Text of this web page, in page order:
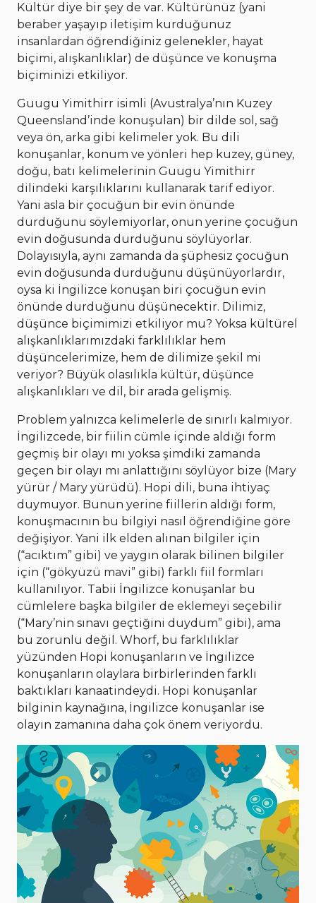
Kültür diye bir şey de var. Kültürünüz (yani
beraber yaşayıp iletişim kurduğunuz
insanlardan öğrendiğiniz gelenekler, hayat
biçimi, alışkanlıklar) de düşünce ve konuşma
biçiminizi etkiliyor.
Guugu Yimithirr isimli (Avustralya’nın Kuzey
Queensland’inde konuşulan) bir dilde sol, sağ
veya ön, arka gibi kelimeler yok. Bu dili
konuşanlar, konum ve yönleri hep kuzey, güney,
doğu, batı kelimelerinin Guugu Yimithirr
dilindeki karşılıklarını kullanarak tarif ediyor.
Yani asla bir çocuğun bir evin önünde
durduğunu söylemiyorlar, onun yerine çocuğun
evin doğusunda durduğunu söylüyorlar.
Dolayısıyla, aynı zamanda da şüphesiz çocuğun
evin doğusunda durduğunu düşünüyorlardır,
oysa ki İngilizce konuşan biri çocuğun evin
önünde durduğunu düşünecektir. Dilimiz,
düşünce biçimimizi etkiliyor mu? Yoksa kültürel
alışkanlıklarımızdaki farklılıklar hem
düşüncelerimize, hem de dilimize şekil mi
veriyor? Büyük olasılıkla kültür, düşünce
alışkanlıkları ve dil, bir arada gelişmiş.
Problem yalnızca kelimelerle de sınırlı kalmıyor.
İngilizcede, bir fiilin cümle içinde aldığı form
geçmiş bir olayı mı yoksa şimdiki zamanda
geçen bir olayı mı anlattığını söylüyor bize (Mary
yürür / Mary yürüdü). Hopi dili, buna ihtiyaç
duymuyor. Bunun yerine fiillerin aldığı form,
konuşmacının bu bilgiyi nasıl öğrendiğine göre
değişiyor. Yani ilk elden alınan bilgiler için
(“acıktım” gibi) ve yaygın olarak bilinen bilgiler
için (“gökyüzü mavi” gibi) farklı fiil formları
kullanılıyor. Tabii İngilizce konuşanlar bu
cümlelere başka bilgiler de eklemeyi seçebilir
(“Mary’nin sınavı geçtiğini duydum” gibi), ama
bu zorunlu değil. Whorf, bu farklılıklar
yüzünden Hopi konuşanların ve İngilizce
konuşanların olaylara birbirlerinden farklı
baktıkları kanaatindeydi. Hopi konuşanlar
bilginin kaynağına, İngilizce konuşanlar ise
olayın zamanına daha çok önem veriyordu.